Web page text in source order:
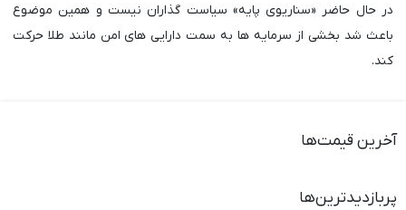
در حال حاضر «سناریوی پایه» سیاست گذاران نیست و همین موضوع
باعث شد بخشی از سرمایه ها به سمت دارایی های امن مانند طلا حرکت
کند.
آخرین قیمت‌ها
پربازدیدترین‌ها